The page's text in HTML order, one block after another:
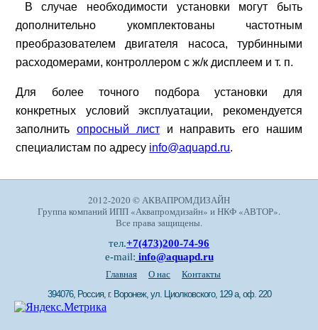
В случае необходимости установки могут быть
дополнительно укомплектованы частотным
преобразователем двигателя насоса, турбинными
расходомерами, контроллером с ж/к дисплеем и т. п.
Для более точного подбора установки для
конкретных условий эксплуатации, рекомендуется
заполнитьопросный листи направить его нашим
специалистам по адресу info@aquapd.ru.
2012-2020 © АКВАПРОМДИЗАЙН
Группа компаний ИПП «Аквапромдизайн» и НКФ «АВТОР».
Все права защищены.
тел.+7(473)200-74-96
e-mail: info@aquapd.ru
Главная О нас Контакты
394076, Россия, г. Воронеж, ул. Циолковского, 129 а, оф. 220